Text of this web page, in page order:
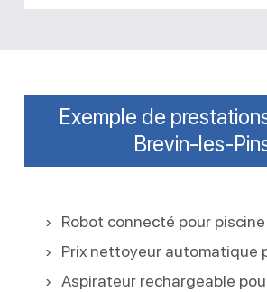
Exemple de
Brevin-les-
Robot connecté pour
Prix nettoyeur automatique
Aspirateur rechargeable